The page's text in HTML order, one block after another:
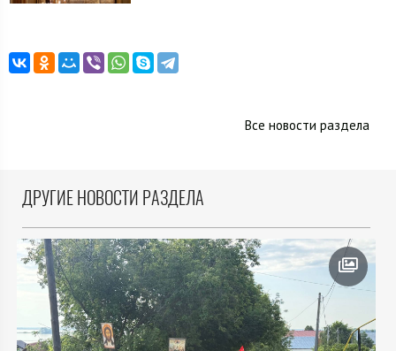
Все новости раздела
ДРУГИЕ НОВОСТИ РАЗДЕЛА